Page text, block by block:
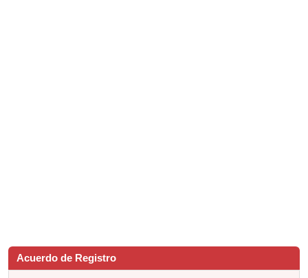
Acuerdo de Registro